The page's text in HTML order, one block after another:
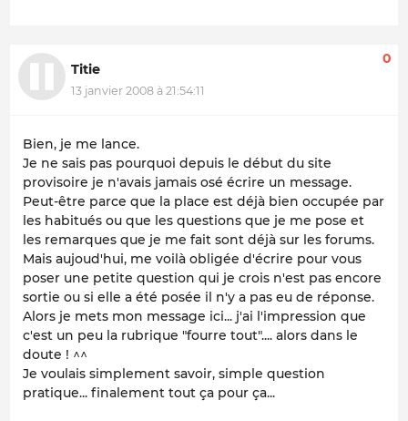
Titie
13 janvier 2008 à 21:54:11
0
Bien, je me lance.
Je ne sais pas pourquoi depuis le début du site
provisoire je n'avais jamais osé écrire un message.
Peut-être parce que la place est déjà bien occupée par
les habitués ou que les questions que je me pose et
les remarques que je me fait sont déjà sur les forums.
Mais aujoud'hui, me voilà obligée d'écrire pour vous
poser une petite question qui je crois n'est pas encore
sortie ou si elle a été posée il n'y a pas eu de réponse.
Alors je mets mon message ici... j'ai l'impression que
c'est un peu la rubrique "fourre tout".... alors dans le
doute ! ^^
Je voulais simplement savoir, simple question
pratique... finalement tout ça pour ça...